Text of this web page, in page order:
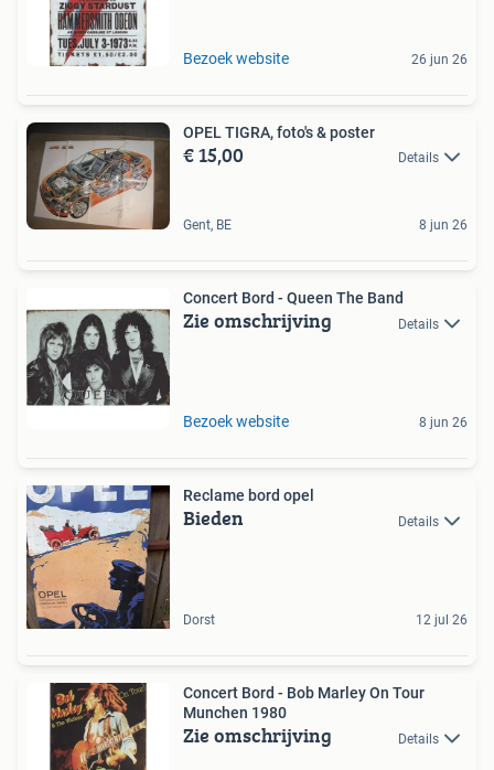
Bezoek website 26 jun 26
OPEL TIGRA, foto's & poster
€ 15,00 Details
Gent, BE 8 jun 26
Concert Bord - Queen The Band
Zie omschrijving Details
Bezoek website 8 jun 26
Reclame bord opel
Bieden Details
Dorst 12 jul 26
Concert Bord - Bob Marley On Tour
Munchen 1980
Zie omschrijving Details